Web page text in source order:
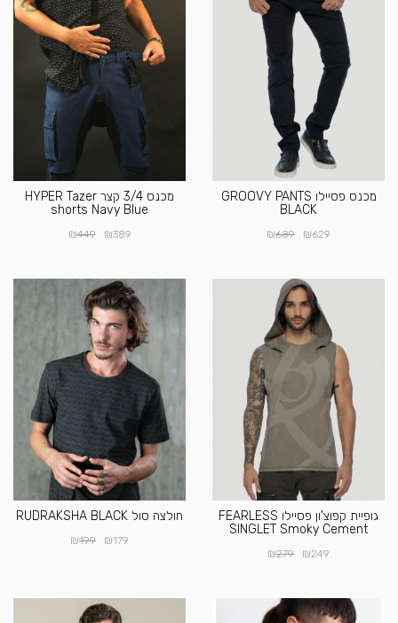
מכנס פסיילו GROOVY PANTS
BLACK
₪629
₪689
מכנס 3/4 קצר HYPER Tazer
shorts Navy Blue
₪389
₪449
גופיית קפוצ'ון פסיילו FEARLESS
SINGLET Smoky Cement
₪249
₪279
חולצה סול RUDRAKSHA BLACK
₪179
₪199